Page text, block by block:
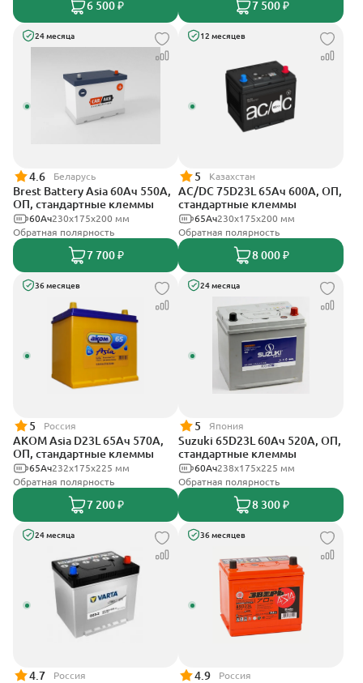
6 500 ₽ 7 500 ₽
24 месяца
4.6 Беларусь
Brest Battery Asia 60Ач 550А,
ОП, стандартные клеммы
230x175x200 мм
60Ач
Обратная полярность
7 700 ₽
12 месяцев
5 Казахстан
AC/DC 75D23L 65Ач 600А, ОП,
стандартные клеммы
230x175x200 мм
65Ач
Обратная полярность
8 000 ₽
36 месяцев
5 Россия
АКОМ Asia D23L 65Ач 570А,
ОП, стандартные клеммы
232x175x225 мм
65Ач
Обратная полярность
7 200 ₽
24 месяца
5 Япония
Suzuki 65D23L 60Ач 520А, ОП,
стандартные клеммы
238х175х225 мм
60Ач
Обратная полярность
8 300 ₽
24 месяца
4.7 Россия
36 месяцев
4.9 Россия